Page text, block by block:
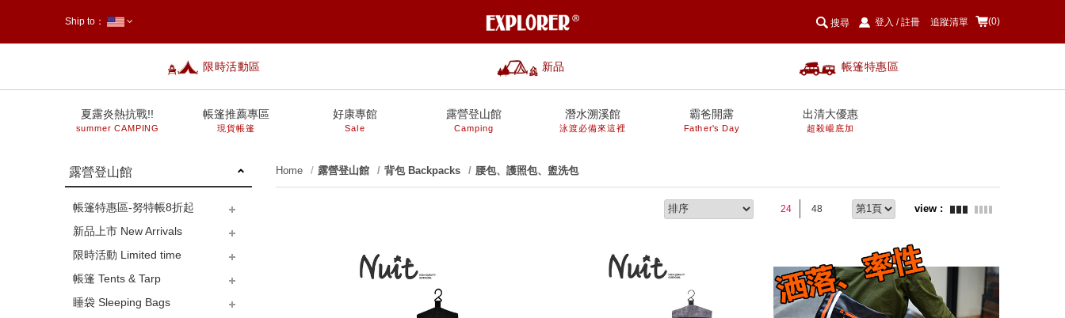
(0)
登入 / 註冊 追蹤清單
限時活動區 新品 帳篷特惠區
Ship to： 搜尋
夏露炎熱抗戰!!
summer CAMPING
帳篷推薦專區
現貨帳篷
好康專館
Sale
露營登山館
Camping
潛水溯溪館
泳渡必備來這裡
霸爸開露
Father's Day
出清大優惠
超殺巄底加
露營登山館
帳篷特惠區-努特帳8折起
新品上市 New Arrivals
限時活動 Limited time
帳篷 Tents & Tarp
小型帳篷 (放單人睡墊)
中型帳篷 (放L床)
大型帳篷 (放XL床)
27秒客廳帳
客廳帳、炊事帳、車邊帳
天幕
沙灘帳、兒童帳
更衣衛浴帳、行動馬桶
地布-小帳篷
地布-中帳篷
地布-大帳篷
側邊布/帳篷配件類
營繩
調節片、調節拉繩
D環S扣、磁鐵掛勾、帆布夾
三角旗、裝飾旗、戶外玩具
營槌、拔釘器
營柱-180下
營柱-180~240間
營柱-280上
營釘
防雷帽、橡膠球
防蚊蟲
裝備袋-帳篷、充氣床、推車
裝備袋-睡袋
裝備袋-爐具
裝備袋-炊具
裝備袋-燈具
裝備袋-桌椅
裝備袋-釘繩槌柱
修補零件類-防水噴劑、修補
睡袋 Sleeping Bags
Home 露營登山館 背包 Backpacks 腰包、護照包、盥洗包
24 48